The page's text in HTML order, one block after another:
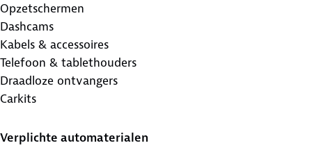
Opzetschermen
Dashcams
Kabels & accessoires
Telefoon & tablethouders
Draadloze ontvangers
Carkits
Verplichte automaterialen